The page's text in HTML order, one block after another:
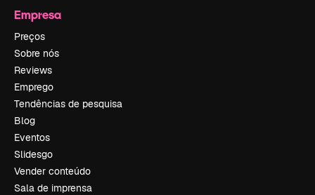
Empresa
Preços
Sobre nós
Reviews
Emprego
Tendências de pesquisa
Blog
Eventos
Slidesgo
Vender conteúdo
Sala de imprensa